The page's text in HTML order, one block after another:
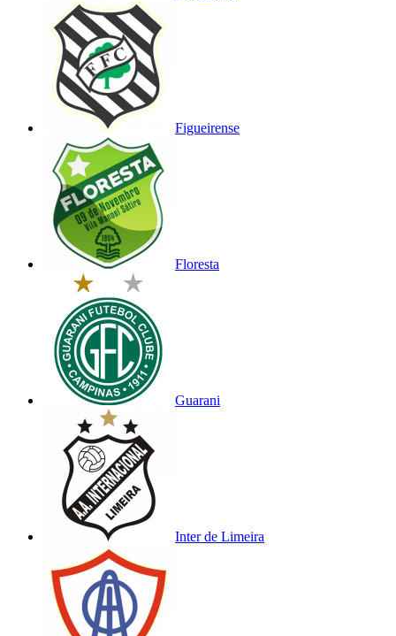
Figueirense
Floresta
Guarani
Inter de Limeira